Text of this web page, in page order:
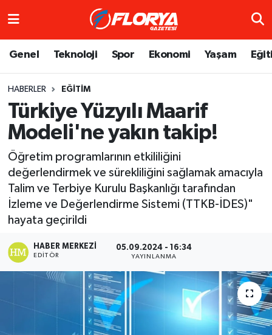
Genel Teknoloji Spor Ekonomi Yaşam
HABERLER EĞITIM
Türkiye Yüzyılı Maarif
Modeli'ne yakın takip!
Öğretim programlarının etkililiğini
değerlendirmek ve sürekliliğini sağlamak amacıyla
Talim ve Terbiye Kurulu Başkanlığı tarafından
İzleme ve Değerlendirme Sistemi (TTKB-İDES)"
hayata geçirildi
HABER MERKEZI
EDITÖR
05.09.2024 - 16:34
YAYINLANMA
Trafik Durumu
Süper Lig Puan Durumu ve Fikstür
Tüm Manşetler
Son Dakika Haberleri
Haber Arşivi